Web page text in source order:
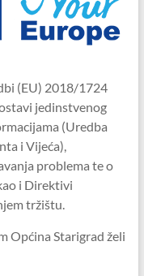
(EU) 2018/1724
jedinstvenog
(Uredba
i Vijeća),
problema te o
i Direktivi
tržištu.
Općina Starigrad želi